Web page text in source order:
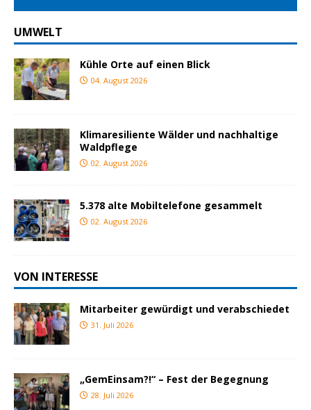
UMWELT
Kühle Orte auf einen Blick
04. August 2026
Klimaresiliente Wälder und nachhaltige
Waldpflege
02. August 2026
5.378 alte Mobiltelefone gesammelt
02. August 2026
VON INTERESSE
Mitarbeiter gewürdigt und verabschiedet
31. Juli 2026
„GemEinsam?!“ – Fest der Begegnung
28. Juli 2026